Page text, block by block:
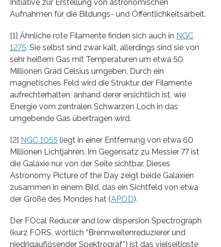
Initiative zur Erstellung von astronomischen
Aufnahmen für die Bildungs- und Öffentlichkeitsarbeit.
[1] Ähnliche rote Filamente finden sich auch in NGC
1275. Sie selbst sind zwar kalt, allerdings sind sie von
sehr heißem Gas mit Temperaturen um etwa 50
Millionen Grad Celsius umgeben. Durch ein
magnetisches Feld wird die Struktur der Filamente
aufrechterhalten, anhand derer ersichtlich ist, wie
Energie vom zentralen Schwarzen Loch in das
umgebende Gas übertragen wird.
[2] NGC 1055 liegt in einer Entfernung von etwa 60
Millionen Lichtjahren. Im Gegensatz zu Messier 77 ist
die Galaxie nur von der Seite sichtbar. Dieses
Astronomy Picture of the Day zeigt beide Galaxien
zusammen in einem Bild, das ein Sichtfeld von etwa
der Größe des Mondes hat (APOD).
Der FOcal Reducer and low dispersion Spectrograph
(kurz FORS, wörtlich “Brennweitenreduzierer und
niedrigauflösender Spektrograf”) ist das vielseitigste